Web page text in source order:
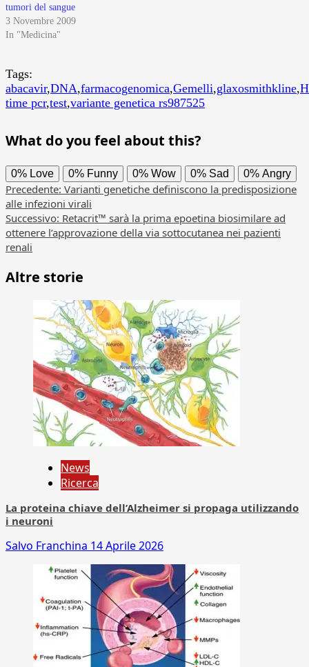
tumori del sangue
3 Novembre 2009
In "Medicina"
Tags:
abacavir,DNA,farmacogenomica,Gemelli,glaxosmithkline,
time pcr,test,variante genetica rs987525
What do you feel about this?
0% Love 0% Funny 0% Wow 0% Sad 0% Angry
Navigazione
articolo
Precedente: Varianti genetiche definiscono la predisposizione
alle infezioni virali
Successivo: Retacrit™ sarà la prima epoetina biosimilare ad
ottenere l’approvazione della via sottocutanea nei pazienti
renali
Altre storie
News
Ricerca
La proteina chiave dell’Alzheimer si propaga utilizzando
i neuroni
Salvo Franchina 14 Aprile 2026